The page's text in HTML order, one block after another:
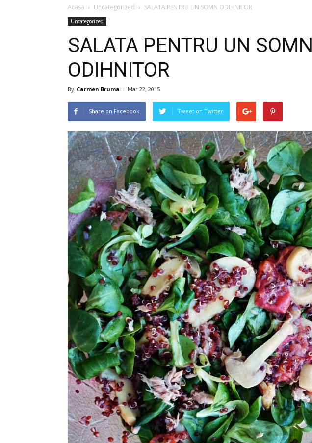
Acasa Uncategorized SALATA PENTRU UN SOMN ODIHNITOR
Uncategorized
SALATA PENTRU UN SOMN
ODIHNITOR
By Carmen Bruma - Mar 22, 2015
Share on Facebook Tweet on Twitter